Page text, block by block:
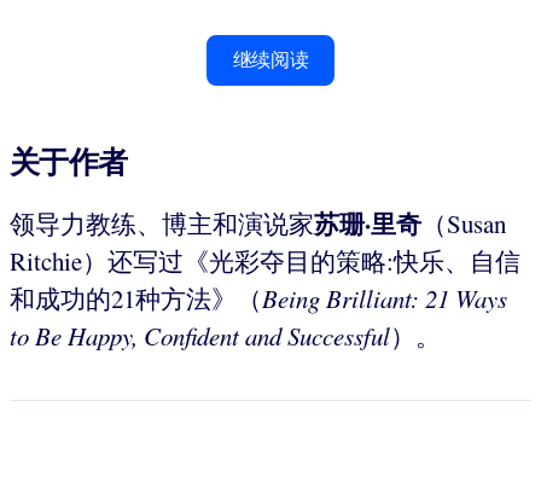
继续阅读
关于作者
领导力教练、博主和演说家苏珊·里奇 （Susan
Ritchie）还写过《光彩夺目的策略:快乐、自信
和成功的21种方法》（Being Brilliant: 21 Ways
to Be Happy, Confident and Successful）。